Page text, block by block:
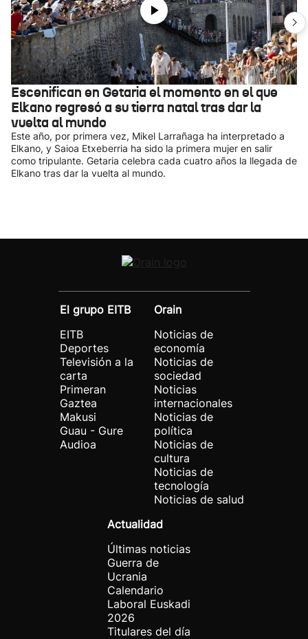
Escenifican en Getaria el momento en el que
Elkano regresó a su tierra natal tras dar la
vuelta al mundo
Este año, por primera vez, Mikel Larrañaga ha interpretado a
Elkano, y Saioa Etxeberria ha sido la primera mujer en salir
como tripulante. Getaria celebra cada cuatro años la llegada de
Elkano tras dar la vuelta al mundo.
El grupo EITB
EITB
Deportes
Televisión a la
carta
Primeran
Gaztea
Makusi
Guau - Gure
Audioa
Orain
Noticias de
economía
Noticias de
sociedad
Noticias
internacionales
Noticias de
política
Noticias de
cultura
Noticias de
tecnología
Noticias de salud
Actualidad
Últimas noticias
Guerra de
Ucrania
Calendario
Laboral Euskadi
2026
Titulares del día